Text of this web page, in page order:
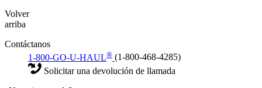
Volver
arriba
Contáctanos
1-800-GO-U-HAUL® (1-800-468-4285)
Solicitar una devolución de llamada